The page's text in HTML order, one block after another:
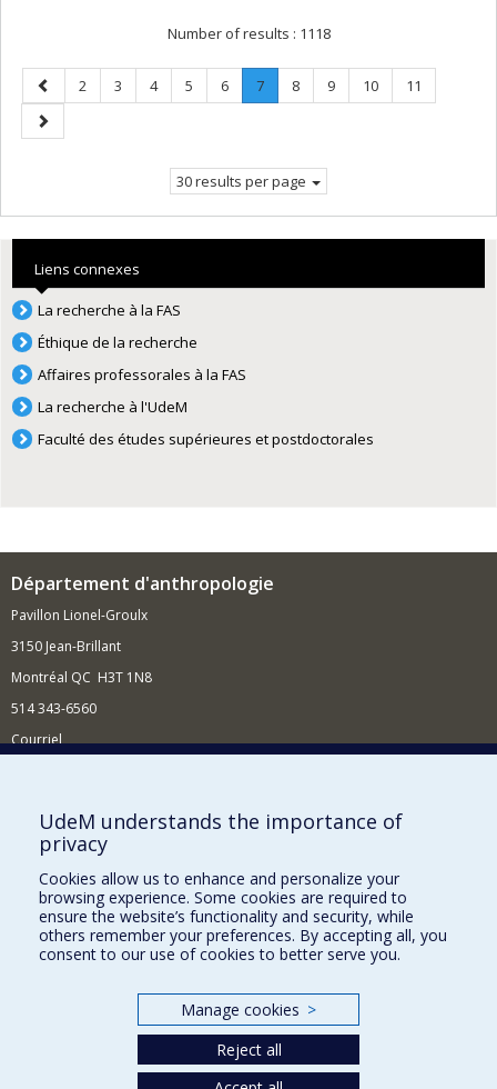
Number of results : 1118
Previous
page
Page
2 Page
3 Page
4 Page
5 Page
6 Page
7.
Current
Page
8 Page
9 Page
10 Page
11
Next
page
30 results per page
Liens connexes
La recherche à la FAS
Éthique de la recherche
Affaires professorales à la FAS
La recherche à l'UdeM
Faculté des études supérieures et postdoctorales
Département d'anthropologie
Pavillon Lionel-Groulx
3150 Jean-Brillant
Montréal QC H3T 1N8
514 343-6560
Courriel
Comment soutenir le Département?
BESOIN D'AIDE?
Plan du site
Signaler une erreur
Accessibilité
Nos départements et écoles
UdeM understands the importance of
privacy
Cookies allow us to enhance and personalize your
browsing experience. Some cookies are required to
ensure the website’s functionality and security, while
others remember your preferences. By accepting all, you
consent to our use of cookies to better serve you.
Manage cookies >
Reject all